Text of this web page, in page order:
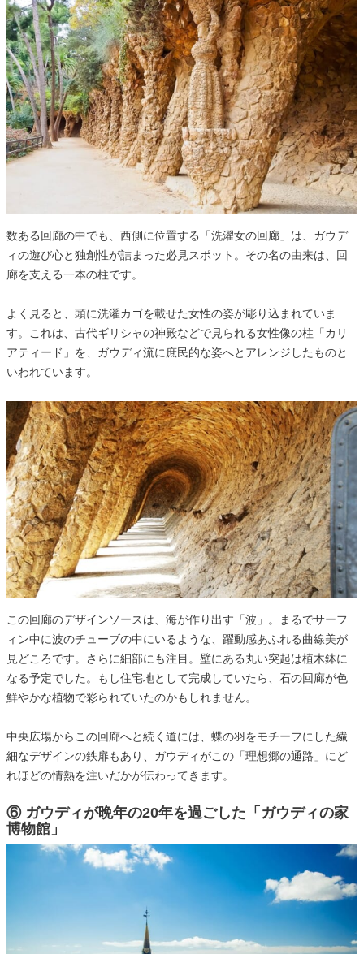
数ある回廊の中でも、西側に位置する「洗濯女の回廊」は、ガウデ
ィの遊び心と独創性が詰まった必見スポット。その名の由来は、回
廊を支える一本の柱です。
よく見ると、頭に洗濯カゴを載せた女性の姿が彫り込まれていま
す。これは、古代ギリシャの神殿などで見られる女性像の柱「カリ
アティード」を、ガウディ流に庶民的な姿へとアレンジしたものと
いわれています。
この回廊のデザインソースは、海が作り出す「波」。まるでサーフ
ィン中に波のチューブの中にいるような、躍動感あふれる曲線美が
見どころです。さらに細部にも注目。壁にある丸い突起は植木鉢に
なる予定でした。もし住宅地として完成していたら、石の回廊が色
鮮やかな植物で彩られていたのかもしれません。
中央広場からこの回廊へと続く道には、蝶の羽をモチーフにした繊
細なデザインの鉄扉もあり、ガウディがこの「理想郷の通路」にど
れほどの情熱を注いだかが伝わってきます。
⑥ ガウディが晩年の20年を過ごした「ガウディの家
博物館」